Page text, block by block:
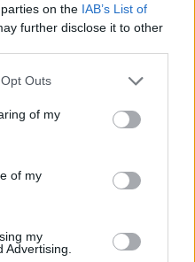
on the IAB’s List of
further disclose it to other
Outs
of my
of my
my
Advertising.